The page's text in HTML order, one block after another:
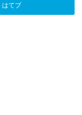
はてブ